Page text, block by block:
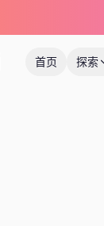
首页 探索